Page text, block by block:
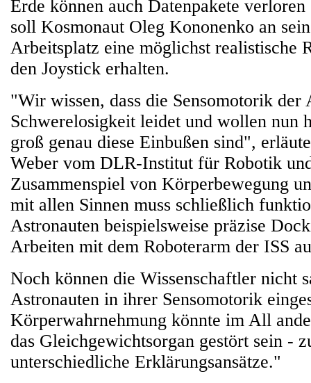
Erde können auch Datenpakete
soll Kosmonaut Oleg Kononenko an
Arbeitsplatz eine möglichst realistische
den Joystick erhalten.
"Wir wissen, dass die Sensomotorik der
Schwerelosigkeit leidet und wollen nun
groß genau diese Einbußen sind",
Weber vom DLR-Institut für Robotik
Zusammenspiel von Körperbewegung
mit allen Sinnen muss schließlich
Astronauten beispielsweise präzise
Arbeiten mit dem Roboterarm der ISS
Noch können die Wissenschaftler nicht
Astronauten in ihrer Sensomotorik
Körperwahrnehmung könnte im All
das Gleichgewichtsorgan gestört sein -
unterschiedliche Erklärungsansätze."